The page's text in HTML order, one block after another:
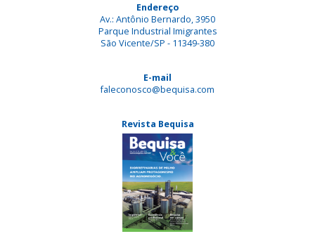
Endereço
Av.: Antônio Bernardo, 3950
Parque Industrial Imigrantes
São Vicente/SP - 11349-380
E-mail
faleconosco@bequisa.com
Revista Bequisa